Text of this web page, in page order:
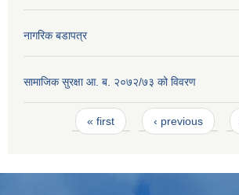
नागरिक बडापत्र
सामाजिक सुरक्षा आ. ब. २०७२/७३ को विवरण
Pages« first ‹ previous